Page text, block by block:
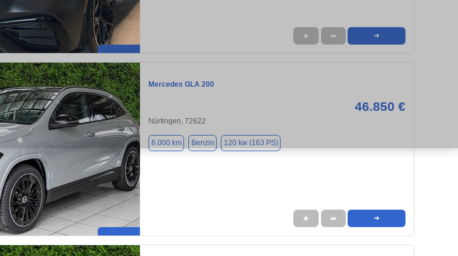
★ ➦ ➜
Mercedes GLA 200
46.850 €
Nürtingen, 72622
6.000 km Benzin 120 kw (163 PS)
★ ➦ ➜